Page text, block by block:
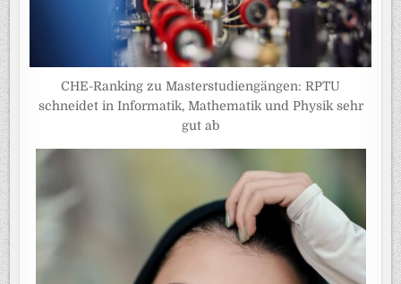
CHE-Ranking zu Masterstudiengängen: RPTU
schneidet in Informatik, Mathematik und Physik sehr
gut ab